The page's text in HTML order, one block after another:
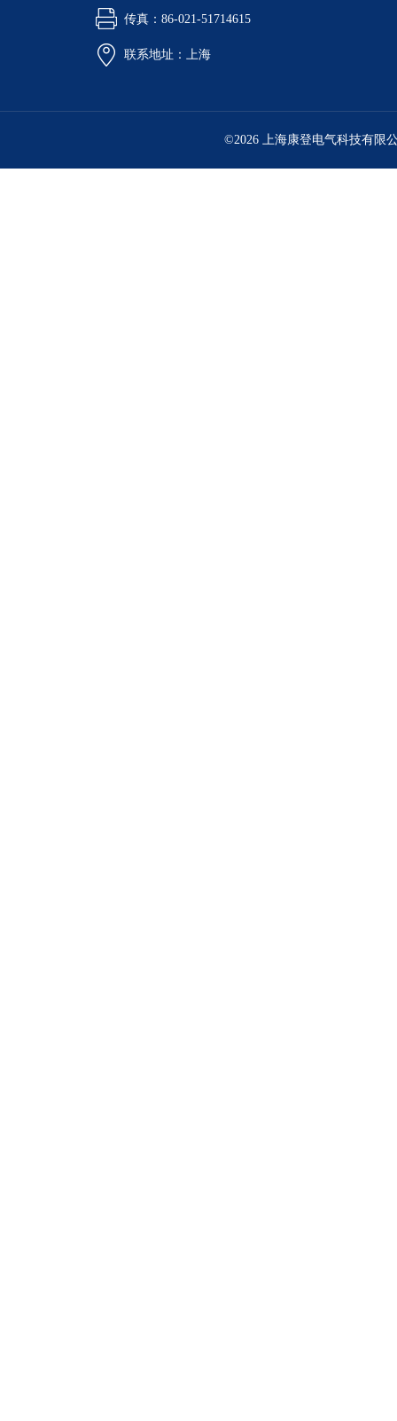
传真：86-021-51714615
联系地址：上海
©2026 上海康登电气科技有限